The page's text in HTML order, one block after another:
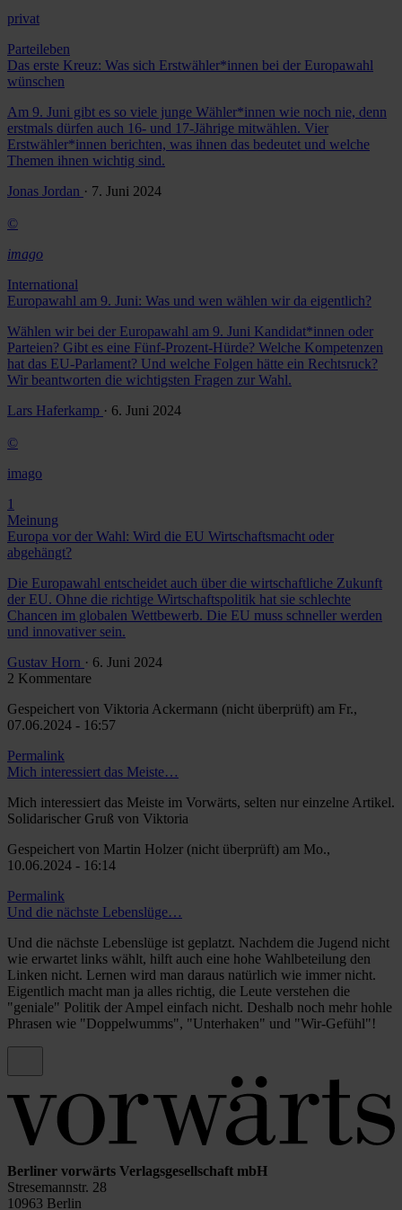
privat
Parteileben
Das erste Kreuz: Was sich Erstwähler*innen bei der Europawahl
wünschen
Am 9. Juni gibt es so viele junge Wähler*innen wie noch nie, denn
erstmals dürfen auch 16- und 17-Jährige mitwählen. Vier
Erstwähler*innen berichten, was ihnen das bedeutet und welche
Themen ihnen wichtig sind.
Jonas Jordan · 7. Juni 2024
©
imago
International
Europawahl am 9. Juni: Was und wen wählen wir da eigentlich?
Wählen wir bei der Europawahl am 9. Juni Kandidat*innen oder
Parteien? Gibt es eine Fünf-Prozent-Hürde? Welche Kompetenzen
hat das EU-Parlament? Und welche Folgen hätte ein Rechtsruck?
Wir beantworten die wichtigsten Fragen zur Wahl.
Lars Haferkamp · 6. Juni 2024
©
imago
1
Meinung
Europa vor der Wahl: Wird die EU Wirtschaftsmacht oder
abgehängt?
Die Europawahl entscheidet auch über die wirtschaftliche Zukunft
der EU. Ohne die richtige Wirtschaftspolitik hat sie schlechte
Chancen im globalen Wettbewerb. Die EU muss schneller werden
und innovativer sein.
Gustav Horn · 6. Juni 2024
2 Kommentare
Gespeichert von Viktoria Ackermann (nicht überprüft) am Fr.,
07.06.2024 - 16:57
Permalink
Mich interessiert das Meiste…
Mich interessiert das Meiste im Vorwärts, selten nur einzelne Artikel.
Solidarischer Gruß von Viktoria
Gespeichert von Martin Holzer (nicht überprüft) am Mo.,
10.06.2024 - 16:14
Permalink
Und die nächste Lebenslüge…
Und die nächste Lebenslüge ist geplatzt. Nachdem die Jugend nicht
wie erwartet links wählt, hilft auch eine hohe Wahlbeteilung den
Linken nicht. Lernen wird man daraus natürlich wie immer nicht.
Eigentlich macht man ja alles richtig, die Leute verstehen die
"geniale" Politik der Ampel einfach nicht. Deshalb noch mehr hohle
Phrasen wie "Doppelwumms", "Unterhaken" und "Wir-Gefühl"!
Berliner vorwärts Verlagsgesellschaft mbH
Stresemannstr. 28
10963 Berlin